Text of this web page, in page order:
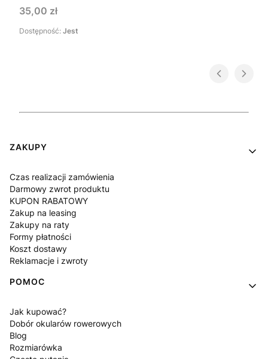
Cena
35,00 zł
Dostępność: Jest
Linki w stopce
ZAKUPY
Czas realizacji zamówienia
Darmowy zwrot produktu
KUPON RABATOWY
Zakup na leasing
Zakupy na raty
Formy płatności
Koszt dostawy
Reklamacje i zwroty
POMOC
Jak kupować?
Dobór okularów rowerowych
Blog
Rozmiarówka